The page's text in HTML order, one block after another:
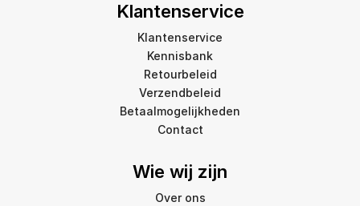
Klantenservice
Klantenservice
Kennisbank
Retourbeleid
Verzendbeleid
Betaalmogelijkheden
Contact
Wie wij zijn
Over ons